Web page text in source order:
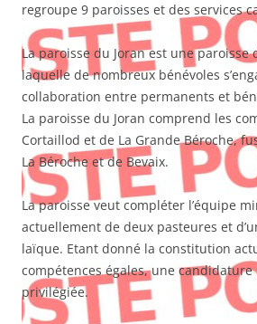
regroupe 9 paroisses et des services
La paroisse du Joran est une paroisse
laquelle de nombreux bénévoles
collaboration entre permanents et
La paroisse du Joran comprend les
Cortaillod et de La Grande Béroche,
La Béroche et de Bevaix.
La paroisse veut compléter l’équipe
actuellement de deux pasteures et
laïque. Etant donné la constitution
compétences égales, une candidature
privilégiée.